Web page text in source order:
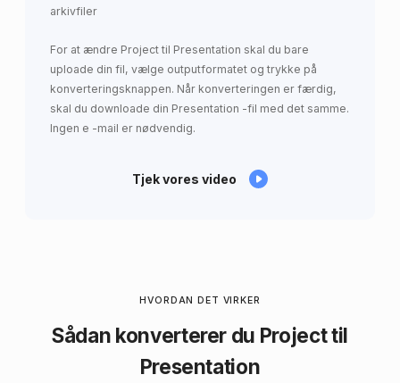
arkivfiler
For at ændre Project til Presentation skal du bare
uploade din fil, vælge outputformatet og trykke på
konverteringsknappen. Når konverteringen er færdig,
skal du downloade din Presentation -fil med det samme.
Ingen e -mail er nødvendig.
Tjek vores video
HVORDAN DET VIRKER
Sådan konverterer du Project til
Presentation